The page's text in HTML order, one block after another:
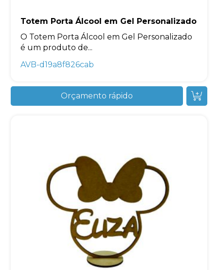
Totem Porta Álcool em Gel Personalizado
O Totem Porta Álcool em Gel Personalizado
é um produto de...
AVB-d19a8f826cab
Orçamento rápido